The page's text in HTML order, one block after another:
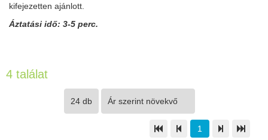
kifejezetten ajánlott.
Áztatási idő: 3-5 perc.
4 találat
1